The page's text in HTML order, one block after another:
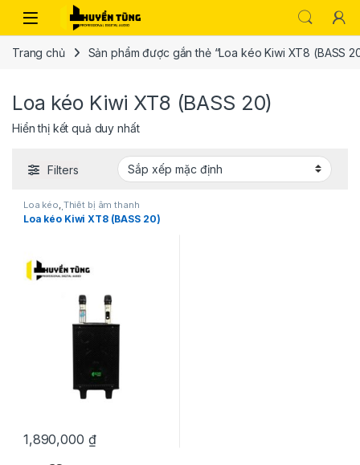
Trang chủ Sản phẩm được gắn thẻ “Loa kéo Kiwi XT8 (BASS
Loa kéo Kiwi XT8 (BASS 20)
Hiển thị kết quả duy nhất
Filters
Loa kéo Thiết bị âm thanh
karaoke | KTV
Loa kéo Kiwi XT8 (BASS 20)
1,890,000 ₫